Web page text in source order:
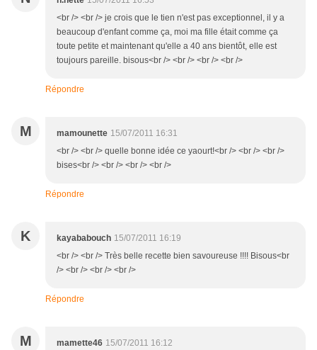
<br /> <br /> je crois que le tien n'est pas exceptionnel, il y a
beaucoup d'enfant comme ça, moi ma fille était comme ça
toute petite et maintenant qu'elle a 40 ans bientôt, elle est
toujours pareille. bisous<br /> <br /> <br /> <br />
Répondre
M mamounette 15/07/2011 16:31
<br /> <br /> quelle bonne idée ce yaourt!<br /> <br /> <br />
bises<br /> <br /> <br /> <br />
Répondre
K kayababouch 15/07/2011 16:19
<br /> <br /> Très belle recette bien savoureuse !!!! Bisous<br
/> <br /> <br /> <br />
Répondre
M mamette46 15/07/2011 16:12